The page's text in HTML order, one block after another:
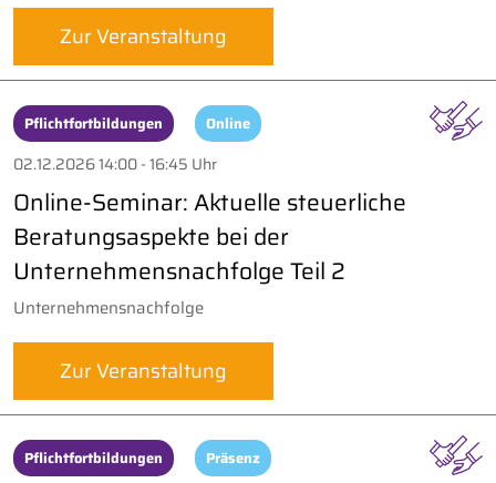
Zur Veranstaltung
Pflichtfortbildungen Online
02.12.2026 14:00 - 16:45 Uhr
Online-Seminar: Aktuelle steuerliche
Beratungsaspekte bei der
Unternehmensnachfolge Teil 2
Unternehmensnachfolge
Zur Veranstaltung
Pflichtfortbildungen Präsenz